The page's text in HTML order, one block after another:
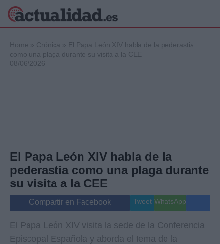
Internacional
Viajes
Gente
Musica
Home » Crónica » El Papa León XIV habla de la pederastia
como una plaga durante su visita a la CEE
08/06/2026
El Papa León XIV habla de la
pederastia como una plaga durante
su visita a la CEE
Compartir en Facebook Tweet WhatsApp
El Papa León XIV visita la sede de la Conferencia
Episcopal Española y aborda el tema de la